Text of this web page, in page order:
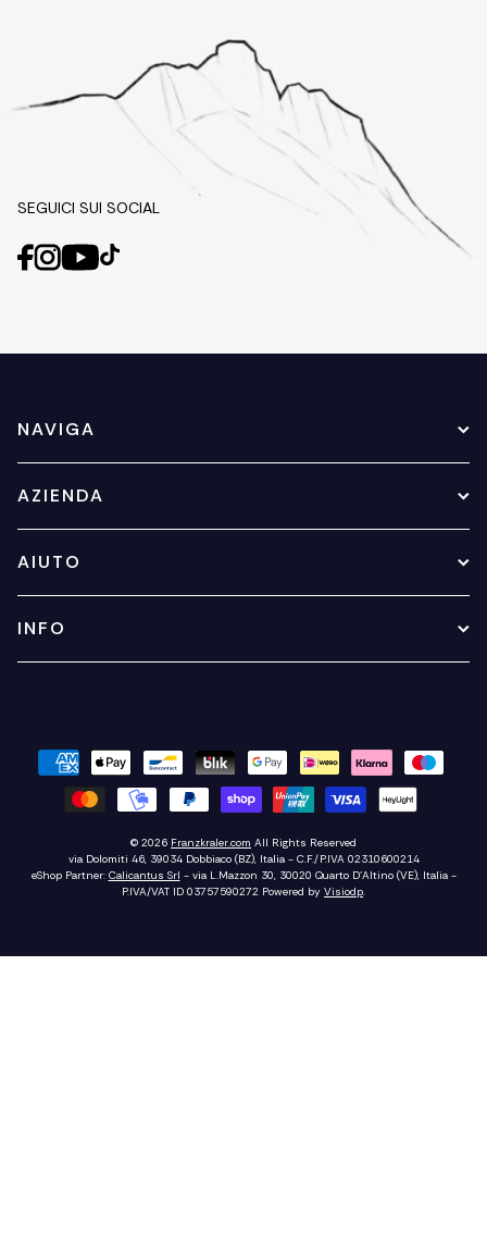
SEGUICI SUI SOCIAL
NAVIGA
AZIENDA
AIUTO
INFO
© 2026 Franzkraler.com All Rights Reserved
via Dolomiti 46, 39034 Dobbiaco (BZ), Italia - C.F./P.IVA 02310600214
eShop Partner: Calicantus Srl - via L.Mazzon 30, 30020 Quarto D'Altino (VE), Italia -
P.IVA/VAT ID 03757590272 Powered by Visiodp.